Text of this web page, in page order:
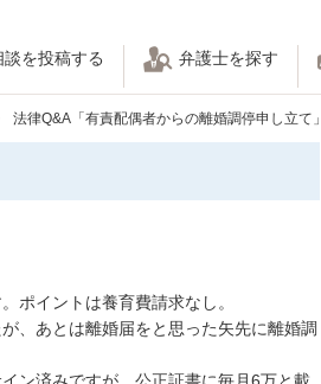
談を投稿する 弁護士を探す
法律Q&A「有責配偶者からの離婚調停申し立て」
ポイントは養育費請求なし。
、あとは離婚届をと思った矢先に離婚調